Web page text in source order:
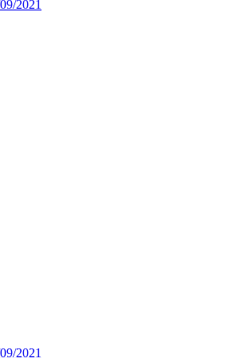
2021
2021